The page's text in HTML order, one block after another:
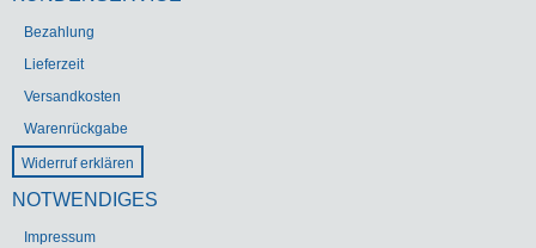
Bezahlung
Lieferzeit
Versandkosten
Warenrückgabe
Widerruf erklären
NOTWENDIGES
Impressum